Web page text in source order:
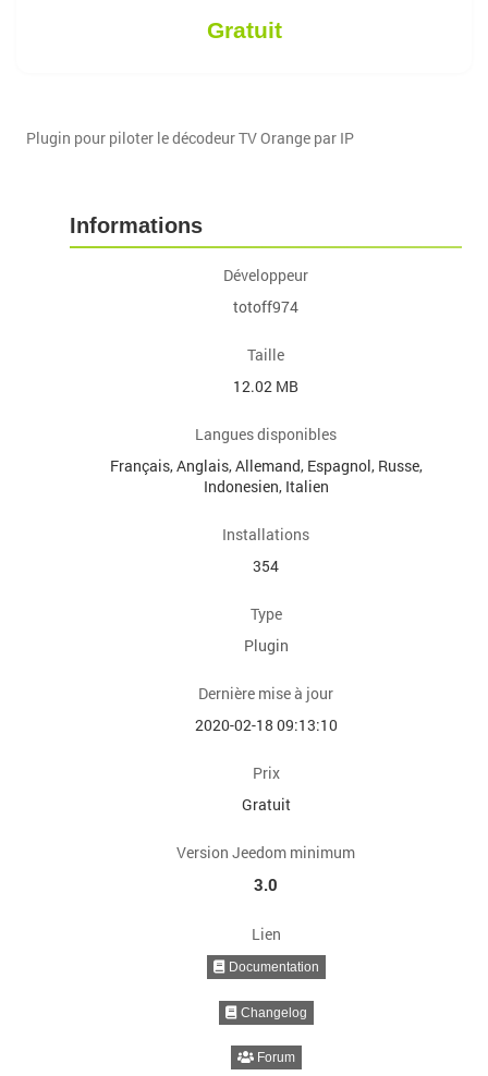
Gratuit
Plugin pour piloter le décodeur TV Orange par IP
Informations
Développeur
totoff974
Taille
12.02 MB
Langues disponibles
Français, Anglais, Allemand, Espagnol, Russe,
Indonesien, Italien
Installations
354
Type
Plugin
Dernière mise à jour
2020-02-18 09:13:10
Prix
Gratuit
Version Jeedom minimum
3.0
Lien
Documentation
Changelog
Forum